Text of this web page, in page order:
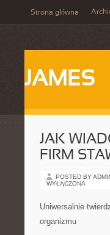
Strona główna
JAMES
JAK
FIRM
POSTED BY
WYŁĄCZONA
Uniwersalnie
organizmu